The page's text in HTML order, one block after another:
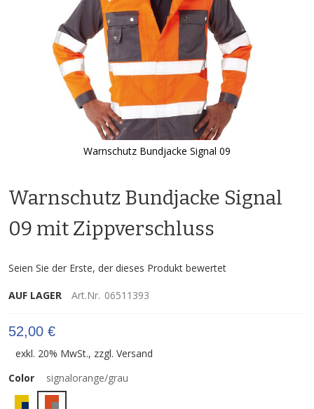
Warnschutz Bundjacke Signal 09
der
springen
Warnschutz Bundjacke Signal
09 mit Zippverschluss
Seien Sie der Erste, der dieses Produkt bewertet
AUF LAGER Art.Nr. 06511393
52,00 €
exkl. 20% MwSt., zzgl. Versand
Color
signalorange/grau